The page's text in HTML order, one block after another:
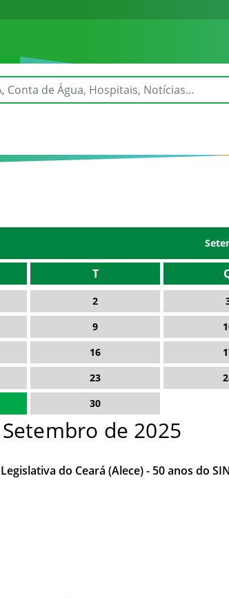
T
2
9
16
23
30
de 2025
do Ceará (Alece) - 50 anos do